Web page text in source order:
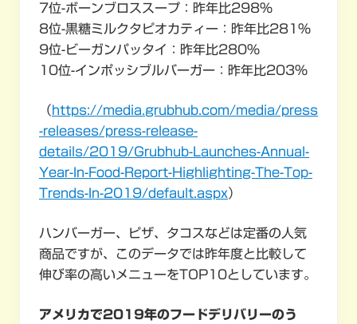
7位-ボーンブロススープ：昨年比298％
8位-黒糖ミルクタピオカティー：昨年比281％
9位-ビーガンパッタイ：昨年比280％
10位-インポッシブルバーガー：昨年比203％
（https://media.grubhub.com/media/press
-releases/press-release-
details/2019/Grubhub-Launches-Annual-
Year-In-Food-Report-Highlighting-The-Top-
Trends-In-2019/default.aspx）
ハンバーガー、ピザ、タコスなどは定番の人気
商品ですが、このデータでは昨年度と比較して
伸び率の高いメニューをTOP10としています。
アメリカで2019年のフードデリバリーのう